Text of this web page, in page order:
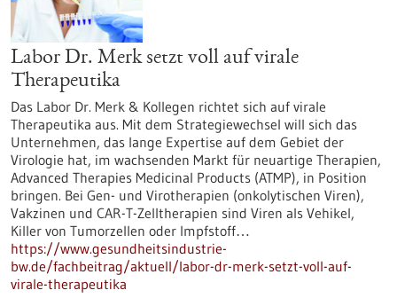
Labor Dr. Merk setzt voll auf virale
Therapeutika
Das Labor Dr. Merk & Kollegen richtet sich auf virale
Therapeutika aus. Mit dem Strategiewechsel will sich das
Unternehmen, das lange Expertise auf dem Gebiet der
Virologie hat, im wachsenden Markt für neuartige Therapien,
Advanced Therapies Medicinal Products (ATMP), in Position
bringen. Bei Gen- und Virotherapien (onkolytischen Viren),
Vakzinen und CAR-T-Zelltherapien sind Viren als Vehikel,
Killer von Tumorzellen oder Impfstoff…
https://www.gesundheitsindustrie-
bw.de/fachbeitrag/aktuell/labor-dr-merk-setzt-voll-auf-
virale-therapeutika